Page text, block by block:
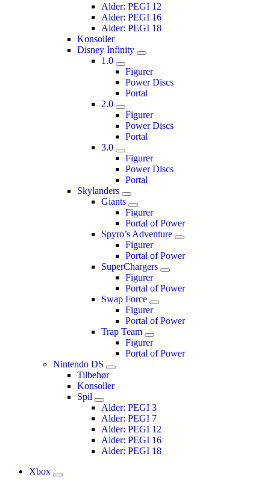
Alder: PEGI 12
Alder: PEGI 16
Alder: PEGI 18
Konsoller
Disney Infinity
1.0
Figurer
Power Discs
Portal
2.0
Figurer
Power Discs
Portal
3.0
Figurer
Power Discs
Portal
Skylanders
Giants
Figurer
Portal of Power
Spyro’s Adventure
Figurer
Portal of Power
SuperChargers
Figurer
Portal of Power
Swap Force
Figurer
Portal of Power
Trap Team
Figurer
Portal of Power
Nintendo DS
Tilbehør
Konsoller
Spil
Alder: PEGI 3
Alder: PEGI 7
Alder: PEGI 12
Alder: PEGI 16
Alder: PEGI 18
Xbox